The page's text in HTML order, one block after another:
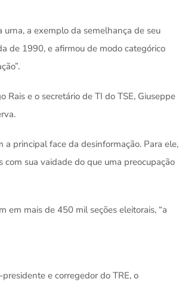
a exemplo da semelhança de seu
de 1990, e afirmou de modo categórico
e o secretário de TI do TSE, Giuseppe
principal face da desinformação. Para ele,
com sua vaidade do que uma preocupação
em mais de 450 mil seções eleitorais, “a
e corregedor do TRE, o